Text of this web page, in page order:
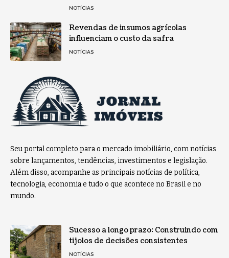
NOTÍCIAS
Revendas de insumos agrícolas
influenciam o custo da safra
NOTÍCIAS
Seu portal completo para o mercado imobiliário, com notícias
sobre lançamentos, tendências, investimentos e legislação.
Além disso, acompanhe as principais notícias de política,
tecnologia, economia e tudo o que acontece no Brasil e no
mundo.
Sucesso a longo prazo: Construindo com
tijolos de decisões consistentes
NOTÍCIAS